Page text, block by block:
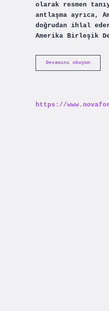
olarak resmen
antlaşma ayrıca,
doğrudan ihlal
Amerika Birleşik
Devamını okuyunAbd
Yi
Kimdir
https://